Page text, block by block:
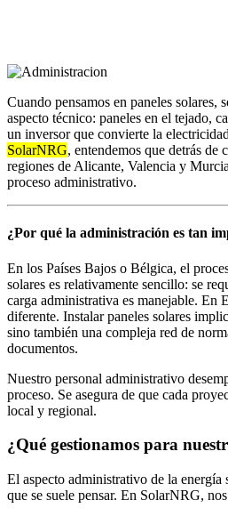
Cuando pensamos en paneles solares,
aspecto técnico: paneles en el tejado,
un inversor que convierte la
SolarNRG, entendemos que detrás de
regiones de Alicante, Valencia y
proceso administrativo.
¿Por qué la administración es tan
En los Países Bajos o Bélgica, el
solares es relativamente sencillo: se
carga administrativa es manejable. En
diferente. Instalar paneles solares
sino también una compleja red de
documentos.
Nuestro personal administrativo
proceso. Se asegura de que cada
local y regional.
¿Qué gestionamos para
El aspecto administrativo de la energía
que se suele pensar. En SolarNRG,